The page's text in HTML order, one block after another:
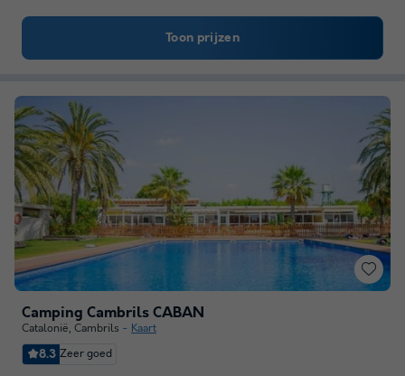
Toon prijzen
Camping Cambrils CABAN
Catalonië, Cambrils Kaart
8.3 Zeer goed